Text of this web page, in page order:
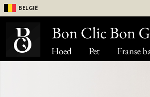
Hoed Pet Franse
België
Bon Clic Bon